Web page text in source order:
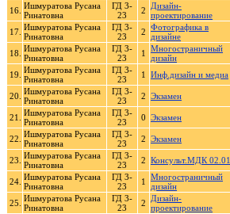
16. Ишмуратова Русана
Ринатовна
ГД 3-
23
2
Дизайн-
проектирование
17. Ишмуратова Русана
Ринатовна
ГД 3-
23
2 Фотографика в
дизайне
18. Ишмуратова Русана
Ринатовна
ГД 3-
23
1
Многостраничный
дизайн
19. Ишмуратова Русана
Ринатовна
ГД 3-
23
1 Инф.дизайн и медиа
20. Ишмуратова Русана
Ринатовна
ГД 3-
23
2 Экзамен
21.
Ишмуратова Русана
Ринатовна
ГД 3-
23
0 Экзамен
22. Ишмуратова Русана
Ринатовна
ГД 3-
23
2 Экзамен
23. Ишмуратова Русана
Ринатовна
ГД 3-
23
2 Консульт.МДК 02.01
24. Ишмуратова Русана
Ринатовна
ГД 3-
23
1
Многостраничный
дизайн
25. Ишмуратова Русана
Ринатовна
ГД 3-
23
2
Дизайн-
проектирование